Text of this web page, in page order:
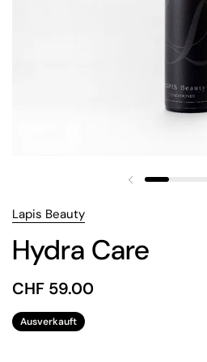
Vorherige Folie
Lapis Beauty
Hydra Care
Preis:
CHF 59.00
Ausverkauft